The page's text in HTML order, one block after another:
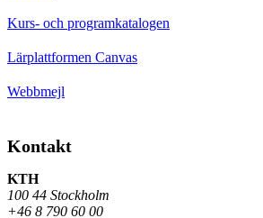
Kurs- och programkatalogen
Lärplattformen Canvas
Webbmejl
Kontakt
KTH
100 44 Stockholm
+46 8 790 60 00